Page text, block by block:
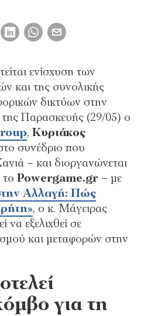
ενίσχυση των
και της συνολικής
δικτύων στην
Παρασκευής (29/05) ο
, Κυριάκος
συνέδριο που
– και διοργανώνεται
το Powergame.gr – με
Αλλαγή: Πώς
, ο κ. Μάγειρας
να εξελιχθεί σε
και μεταφορών στην
για τη